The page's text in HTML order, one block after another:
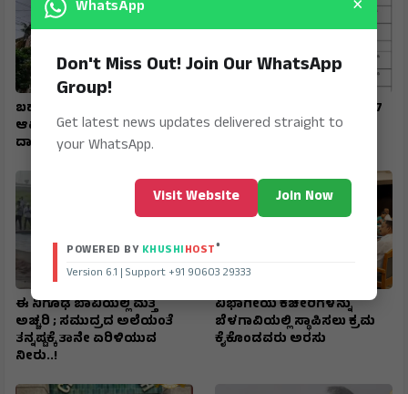
ಬಹುಕೋಟಿ ವಂಚನೆ : ನೀಲಣ್ಣವರ,
ಆಪ್ತರ ನಿವಾಸಗಳ ಮೇಲೆ ಇಡಿ
ದಾಳಿ
SIR : ಗಣತಿ ನಮೂನೆ ಸಲ್ಲಿಸಲು 17
ರವರೆಗೆ ಅವಕಾಶ
ಈ ನಿಗೂಢ ಬಾವಿಯಲ್ಲಿ ಮತ್ತೆ
ಅಚ್ಚರಿ ; ಸಮುದ್ರದ ಅಲೆಯಂತೆ
ತನ್ನಷ್ಟಕ್ಕೆ ತಾನೇ ಏರಿಳಿಯುವ
ನೀರು..!
ವಿಭಾಗೀಯ ಕಚೇರಿಗಳನ್ನು
ಬೆಳಗಾವಿಯಲ್ಲಿ ಸ್ಥಾಪಿಸಲು ಕ್ರಮ
ಕೈಕೊಂಡವರು ಅರಸು
WhatsApp ×
Don't Miss Out! Join Our WhatsApp
Group!
Get latest news updates delivered straight to
your WhatsApp.
Visit Website Join Now
POWERED BY KHUSHIHOST®
Version 6.1 | Support +91 90603 29333